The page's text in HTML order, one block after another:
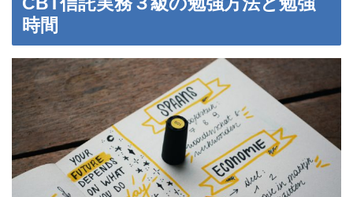
時間